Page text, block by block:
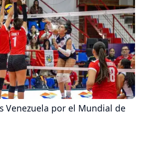
Venezuela por el Mundial de